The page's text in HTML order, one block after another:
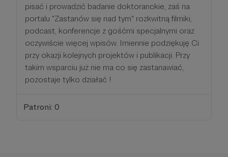
pisać i prowadzić badanie doktoranckie, zaś na
portalu "Zastanów się nad tym" rozkwitną filmiki,
podcast, konferencje z gośćmi specjalnymi oraz
oczywiście więcej wpisów. Imiennie podziękuję Ci
przy okazji kolejnych projektów i publikacji. Przy
takim wsparciu już nie ma co się zastanawiać,
pozostaje tylko działać !
Patroni: 0